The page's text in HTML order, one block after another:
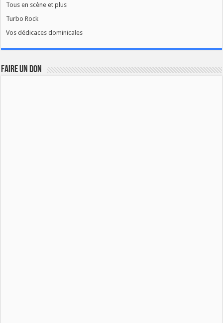
Tous en scène et plus
Turbo Rock
Vos dédicaces dominicales
FAIRE UN DON